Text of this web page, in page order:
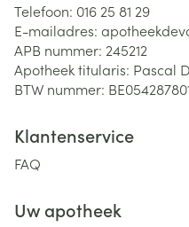
Telefoon: 016 25 81 29
E-mailadres:
APB nummer: 245212
Apotheek titularis: Pascal
BTW nummer:
Klantenservice
FAQ
Uw apotheek